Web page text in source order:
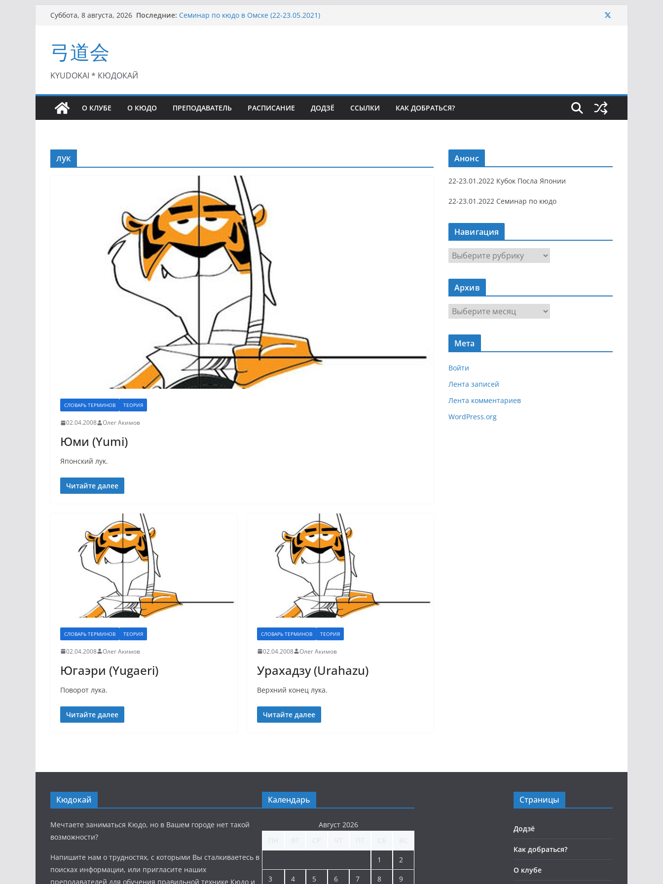
Перейти
Суббота, 8 августа, 2026 Последние: Семинар по кюдо в Омске (22-23.05.2021)
弓道会
KYUDOKAI * КЮДОКАЙ
О КЛУБЕ О КЮДО ПРЕПОДАВАТЕЛЬ РАСПИСАНИЕ ДОДЗЁ ССЫЛКИ КАК ДОБРАТЬСЯ?
лук
СЛОВАРЬ ТЕРМИНОВ ТЕОРИЯ
02.04.2008 Олег Акимов
Юми (Yumi)
Японский лук.
Читайте далее
СЛОВАРЬ ТЕРМИНОВ ТЕОРИЯ
02.04.2008 Олег Акимов
Югаэри (Yugaeri)
Поворот лука.
Читайте далее
СЛОВАРЬ ТЕРМИНОВ ТЕОРИЯ
02.04.2008 Олег Акимов
Урахадзу (Urahazu)
Верхний конец лука.
Читайте далее
Анонс
22-23.01.2022 Кубок Посла Японии
22-23.01.2022 Семинар по кюдо
Навигация
Н
а
в
г
я
Архив
р
х
Мета
Войти
Лента записей
Лента комментариев
WordPress.org
Кюдокай
Мечтаете заниматься Кюдо, но в Вашем городе нет такой
возможности?
Напишите нам о трудностях, с которыми Вы сталкиваетесь в
поисках информации, или пригласите наших
преподавателей для обучения правильной технике Кюдо и
Календарь
Август 2026
1 2
3 4 5 6 7 8 9
Страницы
Додзё
Как добраться?
О клубе